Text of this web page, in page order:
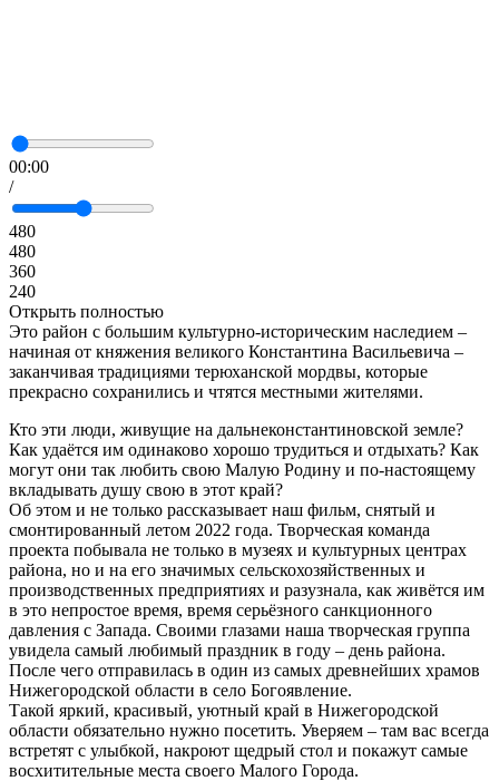
00:00
/
480
480
360
240
Открыть полностью
Это район с большим культурно-историческим наследием –
начиная от княжения великого Константина Васильевича –
заканчивая традициями терюханской мордвы, которые
прекрасно сохранились и чтятся местными жителями.
Кто эти люди, живущие на дальнеконстантиновской земле?
Как удаётся им одинаково хорошо трудиться и отдыхать? Как
могут они так любить свою Малую Родину и по-настоящему
вкладывать душу свою в этот край?
Об этом и не только рассказывает наш фильм, снятый и
смонтированный летом 2022 года. Творческая команда
проекта побывала не только в музеях и культурных центрах
района, но и на его значимых сельскохозяйственных и
производственных предприятиях и разузнала, как живётся им
в это непростое время, время серьёзного санкционного
давления с Запада. Своими глазами наша творческая группа
увидела самый любимый праздник в году – день района.
После чего отправилась в один из самых древнейших храмов
Нижегородской области в село Богоявление.
Такой яркий, красивый, уютный край в Нижегородской
области обязательно нужно посетить. Уверяем – там вас всегда
встретят с улыбкой, накроют щедрый стол и покажут самые
восхитительные места своего Малого Города.